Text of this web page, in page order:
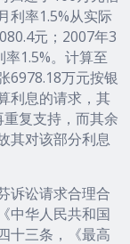
利率1.5%从实际
元；2007年3
1.5%。计算至
6978.18万元按银
利息的请求，其
复支持，而其余
其对该部分利息
诉讼请求合理合
中华人民共和国
十三条，《最高